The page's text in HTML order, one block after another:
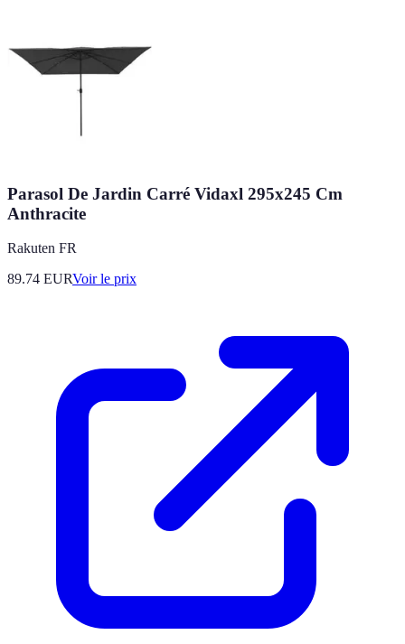
Parasol De Jardin Carré Vidaxl 295x245 Cm
Anthracite
Rakuten FR
89.74 EURVoir le prix